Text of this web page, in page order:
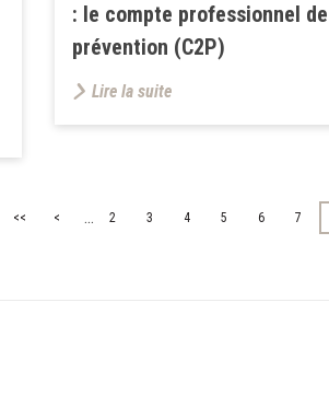
: le compte professionnel de
prévention (C2P)
Lire la suite
<< < ... 2 3 4 5 6 7